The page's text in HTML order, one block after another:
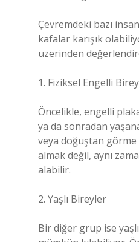
Çevremdeki bazı
kafalar karışık
üzerinden
1. Fiziksel Engelli
Öncelikle, engelli
ya da sonradan
veya doğuştan görme
almak değil, aynı
alabilir.
2. Yaşlı Bireyler
Bir diğer grup ise